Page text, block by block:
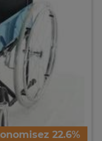
22.6%